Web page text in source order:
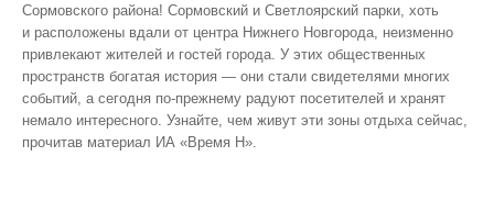
Сормовского района! Сормовский и Светлоярский парки, хоть
и расположены вдали от центра Нижнего Новгорода, неизменно
привлекают жителей и гостей города. У этих общественных
пространств богатая история — они стали свидетелями многих
событий, а сегодня по‑прежнему радуют посетителей и хранят
немало интересного. Узнайте, чем живут эти зоны отдыха сейчас,
прочитав материал ИА «Время Н».